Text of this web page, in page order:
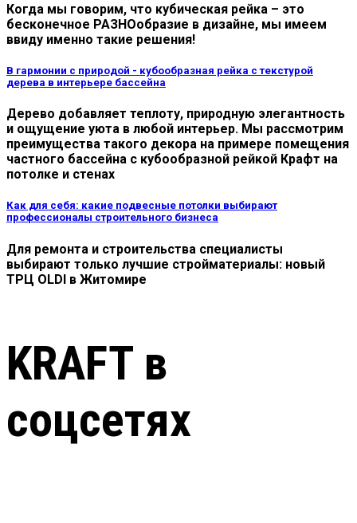
Когда мы говорим, что кубическая рейка – это
бесконечное РАЗНОобразие в дизайне, мы имеем
ввиду именно такие решения!
В гармонии с природой - кубообразная рейка с текстурой
дерева в интерьере бассейна
Дерево добавляет теплоту, природную элегантность
и ощущение уюта в любой интерьер. Мы рассмотрим
преимущества такого декора на примере помещения
частного бассейна с кубообразной рейкой Крафт на
потолке и стенах
Как для себя: какие подвесные потолки выбирают
профессионалы строительного бизнеса
Для ремонта и строительства специалисты
выбирают только лучшие стройматериалы: новый
ТРЦ OLDI в Житомире
KRAFT в
соцсетях